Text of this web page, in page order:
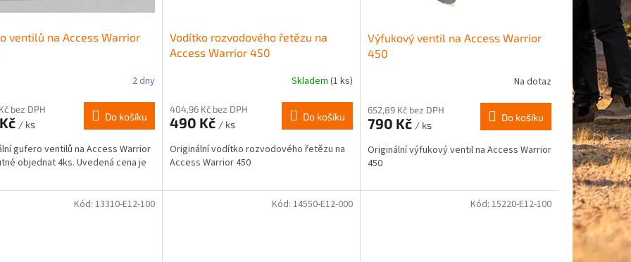
ventilů na Access Warrior
2 dny
bez DPH
/ ks
Do košíku
gufero ventilů na Access Warrior
objednat 4ks. Uvedená cena je
Vodítko rozvodového řetězu na
Access Warrior 450
Skladem (1 ks)
404,96 Kč bez DPH
490 Kč / ks
Do košíku
Originální vodítko rozvodového řetězu na
Access Warrior 450
Výfukový ventil na Access Warrior
450
Na dotaz
652,89 Kč bez DPH
790 Kč / ks
Do košíku
Originální výfukový ventil na Access Warrior
450
Kód: 13310-E12-100 Kód: 14550-E12-000 Kód: 15220-E12-100